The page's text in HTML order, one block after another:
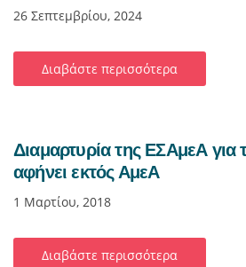
26 Σεπτεμβρίου, 2024
Διαβάστε περισσότερα
Διαμαρτυρία της ΕΣΑμεΑ
αφήνει εκτός ΑμεΑ
1 Μαρτίου, 2018
Διαβάστε περισσότερα